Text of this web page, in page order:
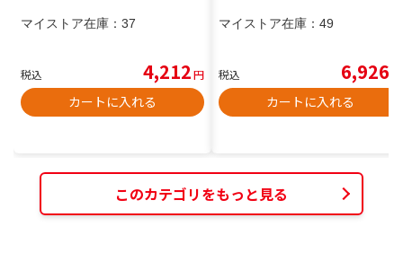
マイストア在庫： 37
税込 4,212円
カートに入れる
マイストア在庫： 49
税込 6,926
カートに入れる
このカテゴリをもっと見る